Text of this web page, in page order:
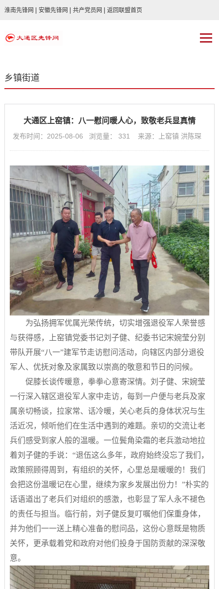
淮南先锋网 安徽先锋网 共产党员网 返回联盟首页
乡镇街道
大通区上窑镇：八一慰问暖人心，致敬老兵显真情
发布时间：2025-08-06 浏览量： 331 来源：上窑镇 洪陈琛
为弘扬拥军优属光荣传统，切实增强退役军人荣誉感
与获得感，上窑镇党委书记刘子健、纪委书记宋婉莹分别
带队开展“八一”建军节走访慰问活动，向辖区内部分退役
军人、优抚对象及家属致以崇高的敬意和节日的问候。
促膝长谈传暖意，拳拳心意寄深情。刘子健、宋婉莹
一行深入辖区退役军人家中走访，每到一户便与老兵及家
属亲切畅谈，拉家常、话冷暖，关心老兵的身体状况与生
活近况，倾听他们在生活中遇到的难题。亲切的交流让老
兵们感受到家人般的温暖。一位鬓角染霜的老兵激动地拉
着刘子健的手说：“退伍这么多年，政府始终没忘了我们，
政策照顾得周到，有组织的关怀，心里总是暖暖的！我们
会把这份温暖记在心里，继续为家乡发展出份力！”朴实的
话语道出了老兵们对组织的感激，也彰显了军人永不褪色
的责任与担当。临行前，刘子健反复叮嘱他们保重身体，
并为他们一一送上精心准备的慰问品，这份心意既是物质
关怀，更承载着党和政府对他们投身于国防贡献的深深敬
意。